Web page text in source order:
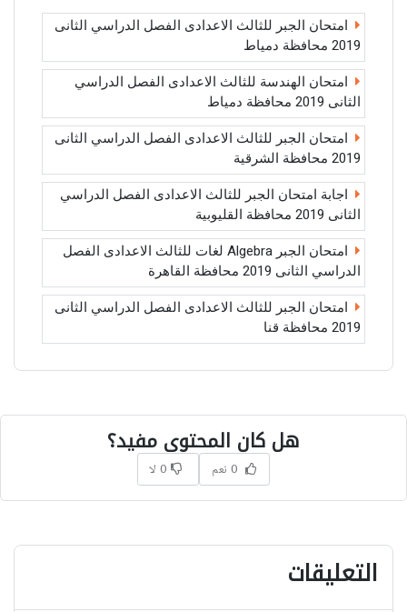
امتحان الجبر للثالث الاعدادى الفصل الدراسي الثانى
2019 محافظة دمياط
امتحان الهندسة للثالث الاعدادى الفصل الدراسي
الثانى 2019 محافظة دمياط
امتحان الجبر للثالث الاعدادى الفصل الدراسي الثانى
2019 محافظة الشرقية
اجابة امتحان الجبر للثالث الاعدادى الفصل الدراسي
الثانى 2019 محافظة القليوبية
امتحان الجبر Algebra لغات للثالث الاعدادى الفصل
الدراسي الثانى 2019 محافظة القاهرة
امتحان الجبر للثالث الاعدادى الفصل الدراسي الثانى
2019 محافظة قنا
هل كان المحتوى مفيد؟
0 نعم 0 لا
التعليقات